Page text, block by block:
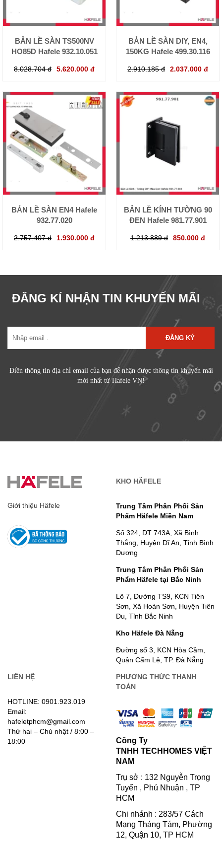
BẢN LỀ SÀN TS500NV
HO85D Hafele 932.10.051
8.028.704 đ 5.620.000 đ
BẢN LỀ SÀN DIY, EN4,
150KG Hafele 499.30.116
2.910.185 đ 2.037.000 đ
BẢN LỀ SÀN EN4 Hafele
932.77.020
2.757.407 đ 1.930.000 đ
BẢN LỀ KÍNH TƯỜNG 90
ĐEN Hafele 981.77.901
1.213.889 đ 850.000 đ
ĐĂNG KÍ NHẬN TIN KHUYẾN MÃI
ĐĂNG KÝ
Điền thông tin địa chỉ email của bạn để nhận được thông tin khuyến mãi
mới nhất từ Hafele VN!
Giới thiệu Häfele
KHO HÄFELE
Trung Tâm Phân Phối Sản
Phẩm Häfele Miền Nam
Số 324, DT 743A, Xã Bình
Thắng, Huyện Dĩ An, Tỉnh Bình
Dương
Trung Tâm Phân Phối Sản
Phẩm Häfele tại Bắc Ninh
Lô 7, Đường TS9, KCN Tiên
Sơn, Xã Hoàn Sơn, Huyện Tiên
Du, Tỉnh Bắc Ninh
Kho Häfele Đà Nẵng
Đường số 3, KCN Hòa Cầm,
Quận Cẩm Lệ, TP. Đà Nẵng
LIÊN HỆ
HOTLINE: 0901.923.019
Email:
hafeletphcm@gmail.com
Thứ hai – Chủ nhật / 8:00 –
18:00
PHƯƠNG THỨC THANH
TOÁN
Công Ty
TNHH TECHHOMES VIỆT
NAM
Trụ sở : 132 Nguyễn Trọng
Tuyển , Phú Nhuận , TP
HCM
Chi nhánh : 283/57 Cách
Mạng Tháng Tám, Phường
12, Quận 10, TP HCM